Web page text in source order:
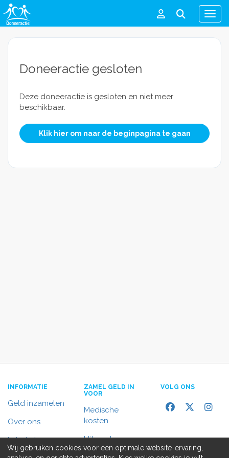
Menu
Doneeractie gesloten
Deze doneeractie is gesloten en niet meer
beschikbaar.
Klik hier om naar de beginpagina te gaan
INFORMATIE
Geld inzamelen
Over ons
In het nieuws
ZAMEL GELD IN
VOOR
Medische
kosten
Uitvaart
VOLG ONS
Wij gebruiken cookies voor een optimale website-ervaring,